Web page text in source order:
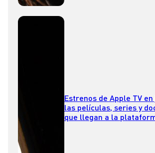
Estrenos de Apple TV
las películas, series y
que llegan a la